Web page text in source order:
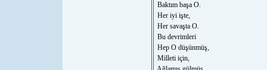
Baktım başa O.
Her iyi işte,
Her savaşta O.
Bu devrimleri
Hep O düşünmüş,
Milleti için,